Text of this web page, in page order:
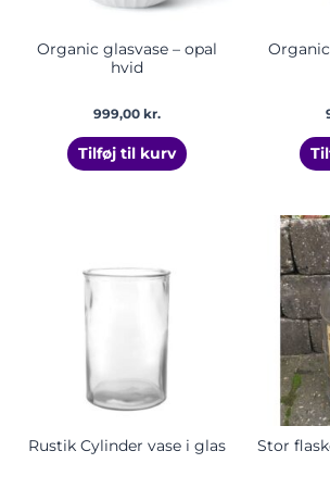
Organic glasvase – opal
hvid
999,00 kr.
Tilføj til kurv
Organic
Rustik Cylinder vase i glas Stor